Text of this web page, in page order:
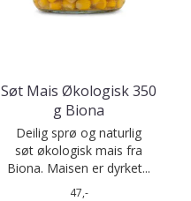
Søt Mais Økologisk 350
g Biona
Deilig sprø og naturlig
søt økologisk mais fra
Biona. Maisen er dyrket...
47,-